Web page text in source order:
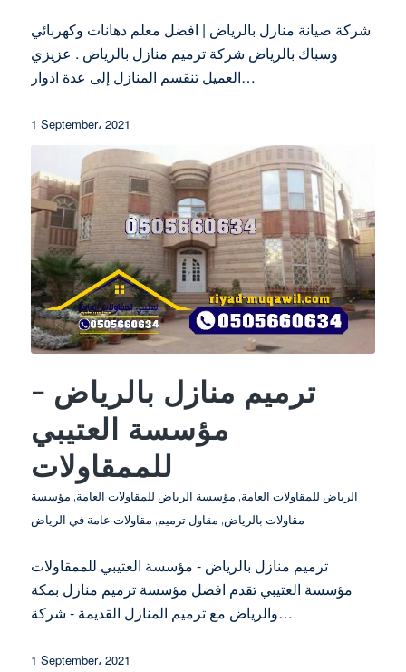
شركة صيانة منازل بالرياض | افضل معلم دهانات وكهربائي
وسباك بالرياض شركة ترميم منازل بالرياض . عزيزي
العميل تنقسم المنازل إلى عدة ادوار…
1 September، 2021
ترميم منازل بالرياض –
مؤسسة العتيبي
للممقاولات
الرياض للمقاولات العامة, مؤسسة الرياض للمقاولات العامة, مؤسسة
مقاولات بالرياض, مقاول ترميم, مقاولات عامة في الرياض
ترميم منازل بالرياض - مؤسسة العتيبي للممقاولات
مؤسسة العتيبي تقدم افضل مؤسسة ترميم منازل بمكة
والرياض مع ترميم المنازل القديمة - شركة…
1 September، 2021